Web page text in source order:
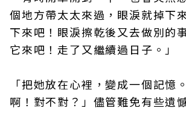
個地方帶太太來過，眼淚就掉下
下來吧！眼淚擦乾後又去做別的
它來吧！走了又繼續過日子。」
「把她放在心裡，變成一個記憶
啊！對不對？」儘管難免有些遺